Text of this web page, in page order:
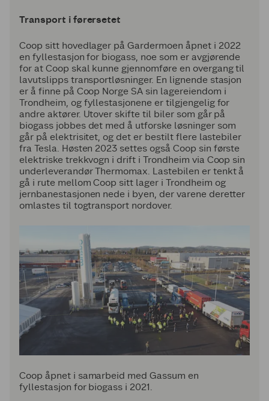
Transport i førersetet
Coop sitt hovedlager på Gardermoen åpnet i 2022
en fyllestasjon for biogass, noe som er avgjørende
for at Coop skal kunne gjennomføre en overgang til
lavutslipps transportløsninger. En lignende stasjon
er å finne på Coop Norge SA sin lagereiendom i
Trondheim, og fyllestasjonene er tilgjengelig for
andre aktører. Utover skifte til biler som går på
biogass jobbes det med å utforske løsninger som
går på elektrisitet, og det er bestilt flere lastebiler
fra Tesla. Høsten 2023 settes også Coop sin første
elektriske trekkvogn i drift i Trondheim via Coop sin
underleverandør Thermomax. Lastebilen er tenkt å
gå i rute mellom Coop sitt lager i Trondheim og
jernbanestasjonen nede i byen, der varene deretter
omlastes til togtransport nordover.
Coop åpnet i samarbeid med Gassum en
fyllestasjon for biogass i 2021.